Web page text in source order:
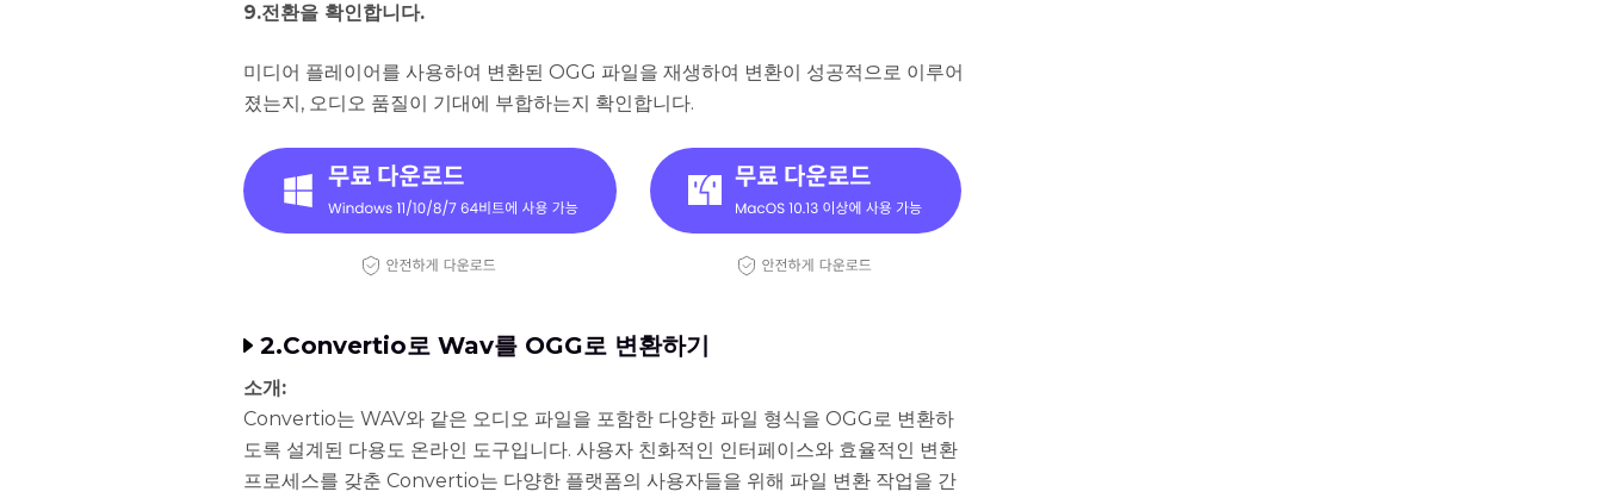
9.전환을 확인합니다.
미디어 플레이어를 사용하여 변환된 OGG 파일을 재생하여 변환이 성공적으로 이루어
졌는지, 오디오 품질이 기대에 부합하는지 확인합니다.
2.Convertio로 Wav를 OGG로 변환하기
소개:
Convertio는 WAV와 같은 오디오 파일을 포함한 다양한 파일 형식을 OGG로 변환하
도록 설계된 다용도 온라인 도구입니다. 사용자 친화적인 인터페이스와 효율적인 변환
프로세스를 갖춘 Convertio는 다양한 플랫폼의 사용자들을 위해 파일 변환 작업을 간